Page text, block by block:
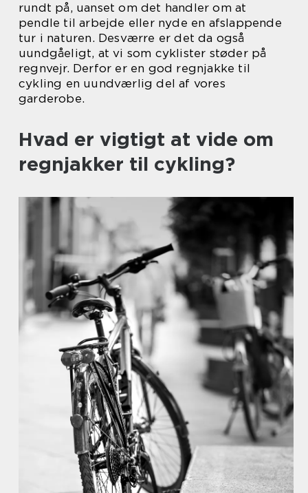
rundt på, uanset om det handler om at
pendle til arbejde eller nyde en afslappende
tur i naturen. Desværre er det da også
uundgåeligt, at vi som cyklister støder på
regnvejr. Derfor er en god regnjakke til
cykling en uundværlig del af vores
garderobe.
Hvad er vigtigt at vide om
regnjakker til cykling?